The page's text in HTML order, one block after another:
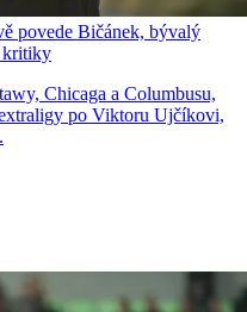
povede Bičánek, bývalý
kritiky
Chicaga a Columbusu,
po Viktoru Ujčíkovi,